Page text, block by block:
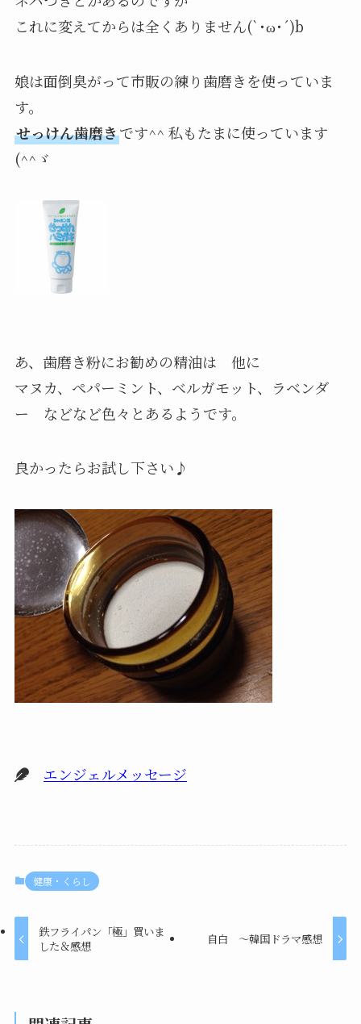
これに変えてからは全くありません(`･ω･´)b
娘は面倒臭がって市販の練り歯磨きを使っていま
す。
せっけん歯磨きです^^ 私もたまに使っています
(^^ゞ
あ、歯磨き粉にお勧めの精油は 他に
マヌカ、ペパーミント、ベルガモット、ラベンダ
ー などなど色々とあるようです。
良かったらお試し下さい♪
エンジェルメッセージ
健康・くらし
鉄フライパン「極」買いま
した＆感想
自白 ～韓国ドラマ感想